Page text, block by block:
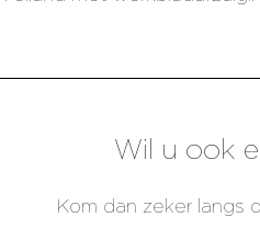
Wil u ook
Kom dan zeker langs